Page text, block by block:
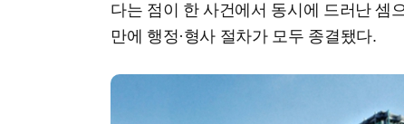
다는 점이 한 사건에서 동시에 드러난 셈
만에 행정·형사 절차가 모두 종결됐다.